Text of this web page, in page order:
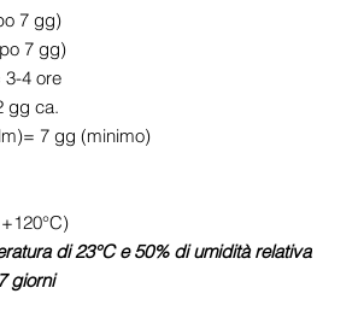
7 gg)
7 gg)
4 ore
gg ca.
7 gg (minimo)
di 23°C e 50% di umidità relativa
giorni